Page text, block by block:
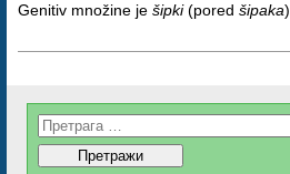
Genitiv množine je šipki(pored šipaka).